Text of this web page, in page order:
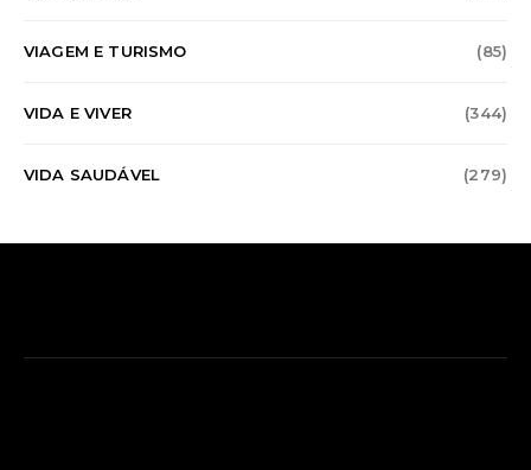
VIAGEM E TURISMO (85)
VIDA E VIVER (344)
VIDA SAUDÁVEL (279)